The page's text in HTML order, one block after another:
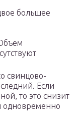
большее
свинцово-
Если
то это снизит
одновременно